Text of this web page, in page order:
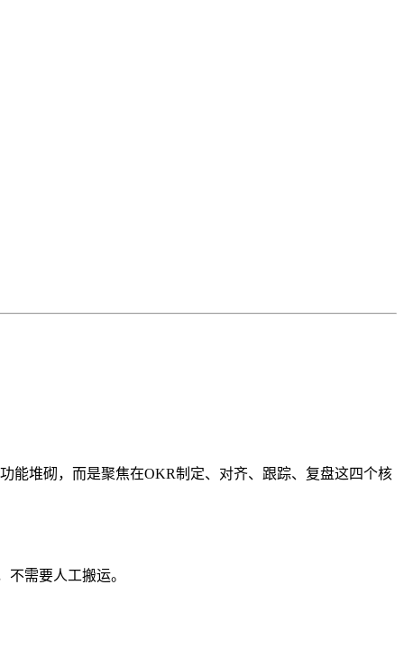
能堆砌，而是聚焦在OKR制定、对齐、跟踪、复盘这四个核
需要人工搬运。